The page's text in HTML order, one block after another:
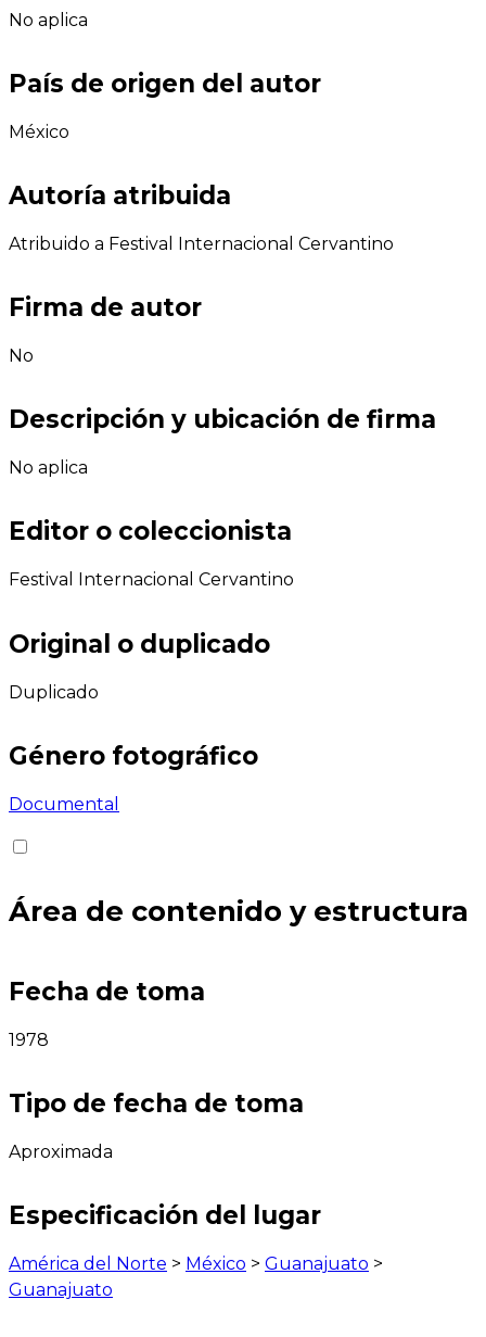
No aplica
País de origen del autor
México
Autoría atribuida
Atribuido a Festival Internacional Cervantino
Firma de autor
No
Descripción y ubicación de firma
No aplica
Editor o coleccionista
Festival Internacional Cervantino
Original o duplicado
Duplicado
Género fotográfico
Documental
Área de contenido y estructura
Fecha de toma
1978
Tipo de fecha de toma
Aproximada
Especificación del lugar
América del Norte > México > Guanajuato >
Guanajuato